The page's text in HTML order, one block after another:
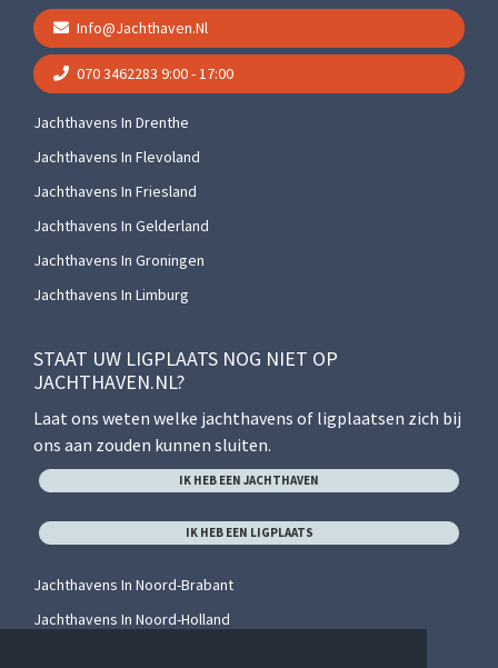
Info@jachthaven.nl
070 3462283 9:00 - 17:00
Jachthavens In Drenthe
Jachthavens In Flevoland
Jachthavens In Friesland
Jachthavens In Gelderland
Jachthavens In Groningen
Jachthavens In Limburg
STAAT UW LIGPLAATS NOG NIET OP
JACHTHAVEN.NL?
Laat ons weten welke jachthavens of ligplaatsen zich bij
ons aan zouden kunnen sluiten.
IK HEB EEN JACHTHAVEN
IK HEB EEN LIGPLAATS
Jachthavens In Noord-Brabant
Jachthavens In Noord-Holland